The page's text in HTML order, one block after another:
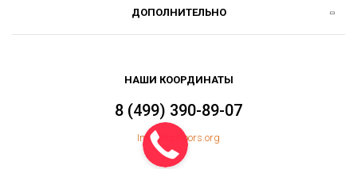
ДОПОЛНИТЕЛЬНО
НАШИ КООРДИНАТЫ
8 (499) 390-89-07
Info@topfloors.org